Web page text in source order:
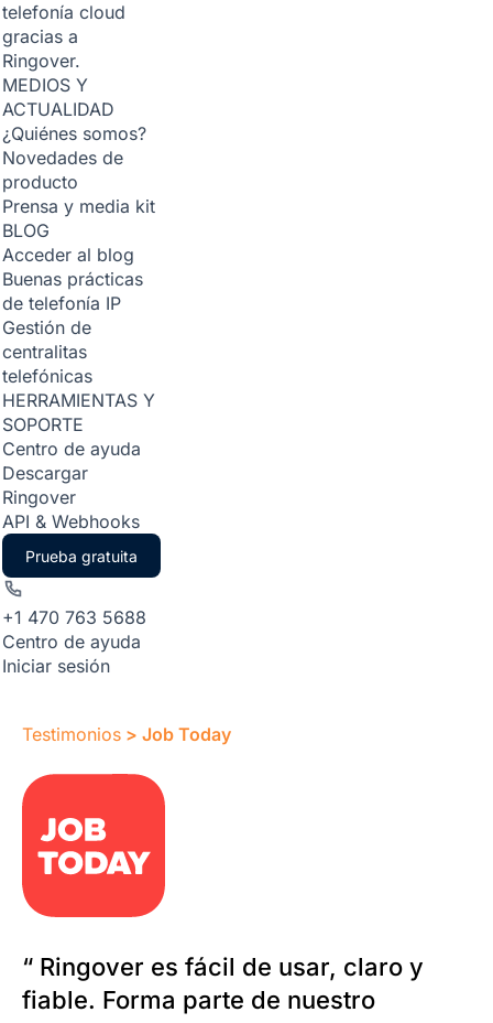
telefonía cloud
gracias a
Ringover.
MEDIOS Y
ACTUALIDAD
¿Quiénes somos?
Novedades de
producto
Prensa y media kit
BLOG
Acceder al blog
Buenas prácticas
de telefonía IP
Gestión de
centralitas
telefónicas
HERRAMIENTAS Y
SOPORTE
Centro de ayuda
Descargar
Ringover
API & Webhooks
Prueba gratuita
+1 470 763 5688
Centro de ayuda
Iniciar sesión
Testimonios > Job Today
“ Ringover es fácil de usar, claro y
fiable. Forma parte de nuestro